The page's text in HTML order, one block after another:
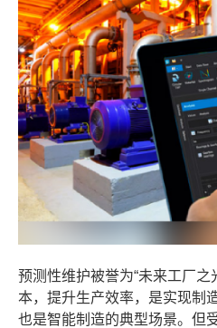
预测性维护被誉为“未来工厂之
本，提升生产效率，是实现制
也是智能制造的典型场景。但